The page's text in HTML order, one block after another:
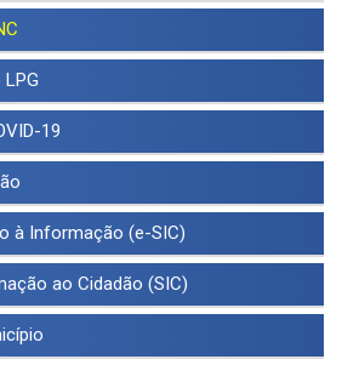
19
à Informação (e-SIC)
ao Cidadão (SIC)